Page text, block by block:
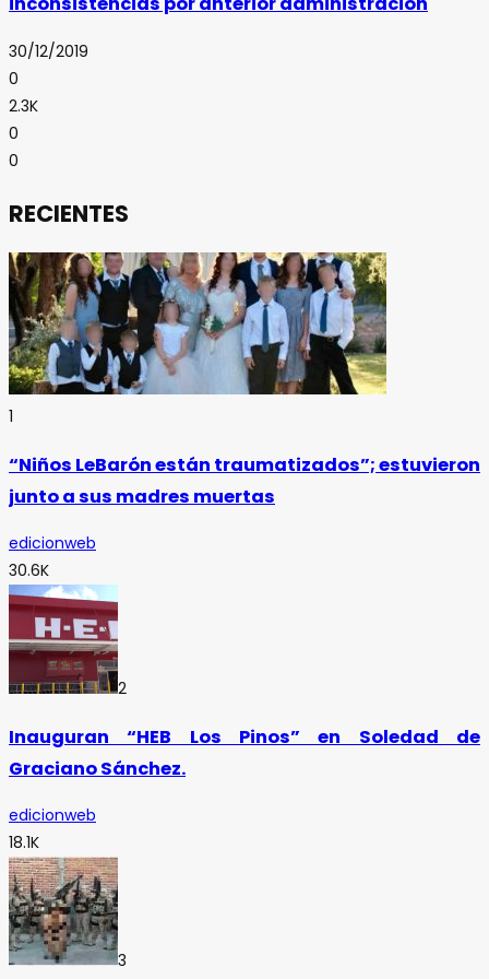
30/12/2019
0
2.3K
0
0
RECIENTES
1
“Niños LeBarón están traumatizados”; estuvieron
junto a sus madres muertas
edicionweb
30.6K
2
Inauguran “HEB Los Pinos” en Soledad de
Graciano Sánchez.
edicionweb
18.1K
3